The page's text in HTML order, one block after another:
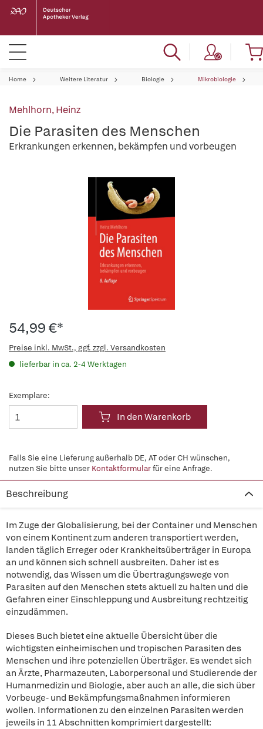
Home Weitere Literatur Biologie Mikrobiologie
Mehlhorn, Heinz
Die Parasiten des Menschen
Erkrankungen erkennen, bekämpfen und vorbeugen
54,99 €*
Preise inkl. MwSt., ggf. zzgl. Versandkosten
lieferbar in ca. 2-4 Werktagen
Exemplare:
In den Warenkorb
Falls Sie eine Lieferung außerhalb DE, AT oder CH wünschen,
nutzen Sie bitte unser Kontaktformularfür eine Anfrage.
Beschreibung
Im Zuge der Globalisierung, bei der Container und Menschen
von einem Kontinent zum anderen transportiert werden,
landen täglich Erreger oder Krankheitsüberträger in Europa
an und können sich schnell ausbreiten. Daher ist es
notwendig, das Wissen um die Übertragungswege von
Parasiten auf den Menschen stets aktuell zu halten und die
Gefahren einer Einschleppung und Ausbreitung rechtzeitig
einzudämmen.
Dieses Buch bietet eine aktuelle Übersicht über die
wichtigsten einheimischen und tropischen Parasiten des
Menschen und ihre potenziellen Überträger. Es wendet sich
an Ärzte, Pharmazeuten, Laborpersonal und Studierende der
Humanmedizin und Biologie, aber auch an alle, die sich über
Vorbeuge- und Bekämpfungsmaßnahmen informieren
wollen. Informationen zu den einzelnen Parasiten werden
jeweils in 11 Abschnitten komprimiert dargestellt: